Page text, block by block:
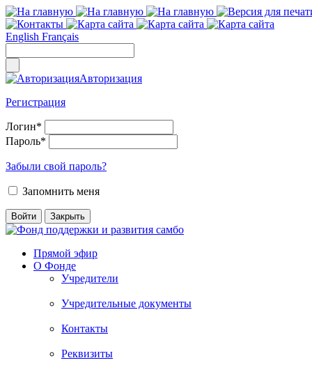
English Français
Авторизация
Регистрация
Логин*
Пароль*
Забыли свой пароль?
Запомнить меня
Прямой эфир
О Фонде
Учредители
Учредительные документы
Контакты
Реквизиты